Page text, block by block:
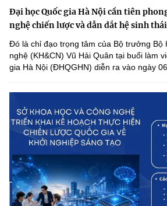
Đại học Quốc gia Hà Nội cần tiên
nghệ chiến lược và dẫn dắt hệ sinh
Đó là chỉ đạo trọng tâm của Bộ trưởng Bộ
nghệ (KH&CN) Vũ Hải Quân tại buổi làm
gia Hà Nội (ĐHQGHN) diễn ra vào ngày